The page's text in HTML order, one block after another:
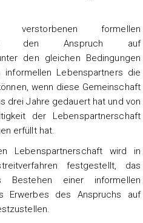
verstorbenen formellen
den Anspruch auf
den gleichen Bedingungen
Lebenspartners die
wenn diese Gemeinschaft
drei Jahre gedauert hat und von
der Lebenspartnerschaft
erfüllt hat.
Lebenspartnerschaft wird in
festgestellt, das
einer informellen
Erwerbes des Anspruchs auf